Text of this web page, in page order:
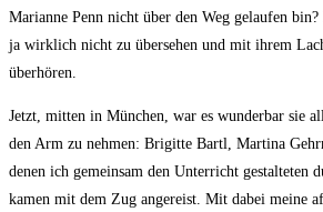
Marianne Penn nicht über den Weg gelaufen
ja wirklich nicht zu übersehen und mit ihrem
überhören.
Jetzt, mitten in München, war es wunderbar sie
den Arm zu nehmen: Brigitte Bartl, Martina
denen ich gemeinsam den Unterricht gestalteten
kamen mit dem Zug angereist. Mit dabei meine